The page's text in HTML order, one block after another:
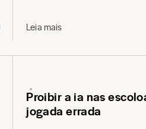
Leia mais
Proibir a ia nas
jogada errada